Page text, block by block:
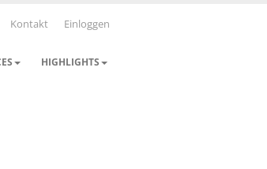
Kontakt Einloggen
HIGHLIGHTS